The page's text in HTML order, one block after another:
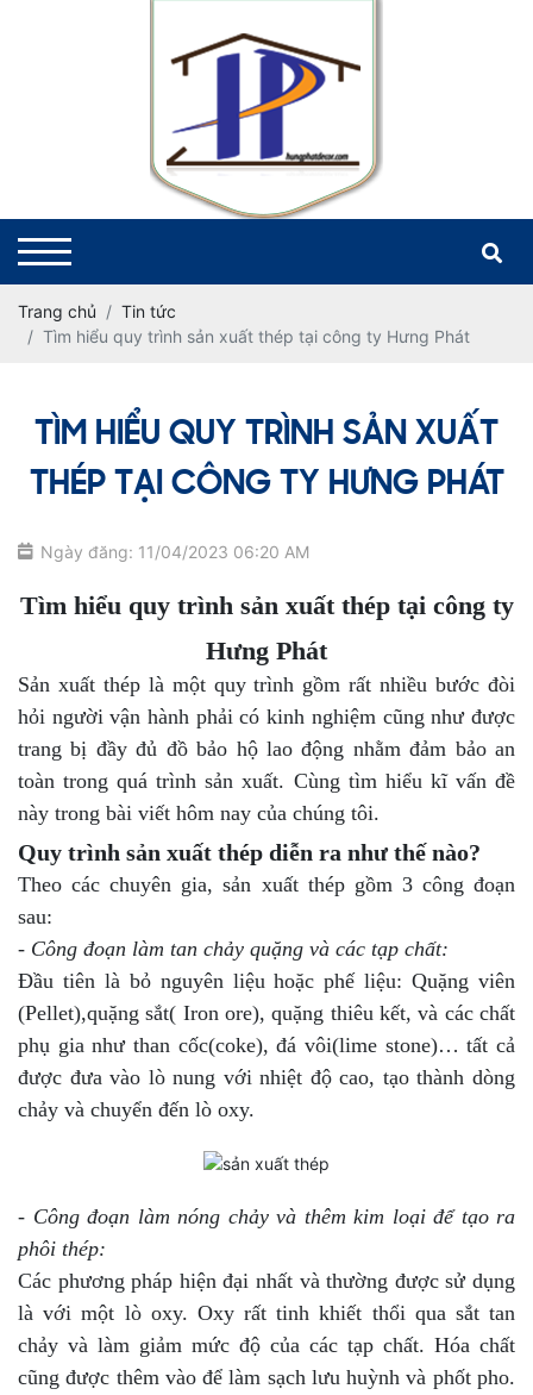
Trang chủ
Tin tức
Tìm hiểu quy trình sản xuất thép tại công ty Hưng Phát
TÌM HIỂU QUY TRÌNH SẢN XUẤT
THÉP TẠI CÔNG TY HƯNG PHÁT
Ngày đăng: 11/04/2023 06:20 AM
Tìm hiểu quy trình sản xuất thép tại công ty
Hưng Phát
Sản xuất thép là một quy trình gồm rất nhiều bước đòi
hỏi người vận hành phải có kinh nghiệm cũng như được
trang bị đầy đủ đồ bảo hộ lao động nhằm đảm bảo an
toàn trong quá trình sản xuất. Cùng tìm hiểu kĩ vấn đề
này trong bài viết hôm nay của chúng tôi.
Quy trình sản xuất thép diễn ra như thế nào?
Theo các chuyên gia, sản xuất thép gồm 3 công đoạn
sau:
- Công đoạn làm tan chảy quặng và các tạp chất:
Đầu tiên là bỏ nguyên liệu hoặc phế liệu: Quặng viên
(Pellet),quặng sắt( Iron ore), quặng thiêu kết, và các chất
phụ gia như than cốc(coke), đá vôi(lime stone)… tất cả
được đưa vào lò nung với nhiệt độ cao, tạo thành dòng
chảy và chuyển đến lò oxy.
- Công đoạn làm nóng chảy và thêm kim loại để tạo ra
phôi thép:
Các phương pháp hiện đại nhất và thường được sử dụng
là với một lò oxy. Oxy rất tinh khiết thổi qua sắt tan
chảy và làm giảm mức độ của các tạp chất. Hóa chất
cũng được thêm vào để làm sạch lưu huỳnh và phốt pho.